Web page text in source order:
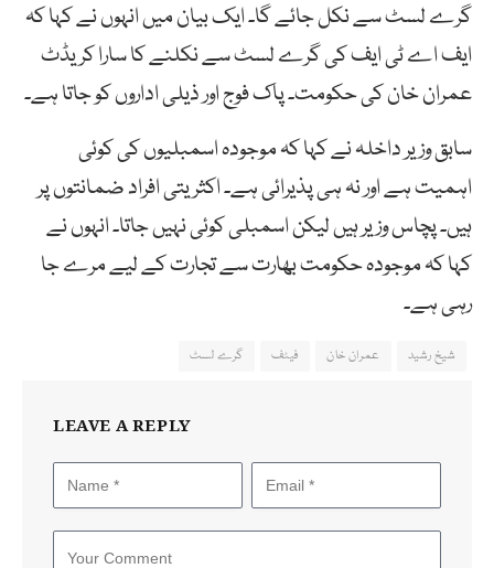
گرے لسٹ سے نکل جائے گا۔ ایک بیان میں انہوں نے کہا کہ
ایف اے ٹی ایف کی گرے لسٹ سے نکلنے کا سارا کریڈٹ
عمران خان کی حکومت۔ پاک فوج اور ذیلی اداروں کو جاتا ہے۔
سابق وزیر داخلہ نے کہا کہ موجودہ اسمبلیوں کی کوئی
اہمیت ہے اور نہ ہی پذیرائی ہے۔ اکثریتی افراد ضمانتوں پر
ہیں۔ پچاس وزیر ہیں لیکن اسمبلی کوئی نہیں جاتا۔ انہوں نے
کہا کہ موجودہ حکومت بھارت سے تجارت کے لیے مرے جا
رہی ہے۔
شیخ رشید عمران خان فیٹف گرے لسٹ
LEAVE A REPLY